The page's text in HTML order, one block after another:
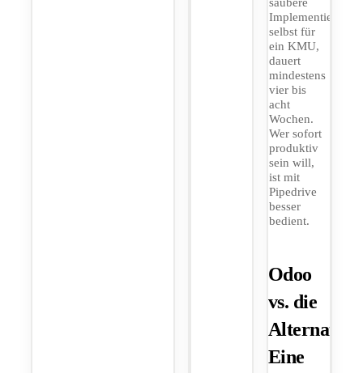
saubere
Implementierung,
selbst für
ein KMU,
dauert
mindestens
vier bis
acht
Wochen.
Wer sofort
produktiv
sein will,
ist mit
Pipedrive
besser
bedient.
Odoo
vs. die
Eine